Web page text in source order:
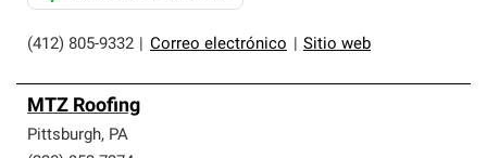
(412) 805-9332 Correo electrónico Sitio web
MTZ Roofing
Pittsburgh, PA